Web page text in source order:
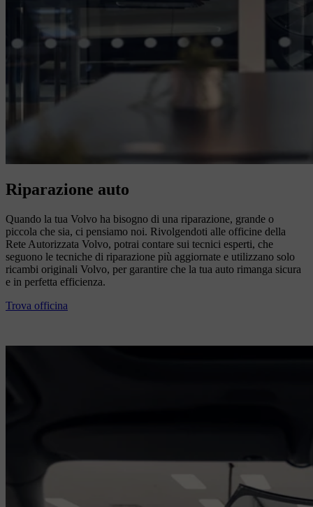
Riparazione auto
Quando la tua Volvo ha bisogno di una riparazione, grande o
piccola che sia, ci pensiamo noi. Rivolgendoti alle officine della
Rete Autorizzata Volvo, potrai contare sui tecnici esperti, che
seguono le tecniche di riparazione più aggiornate e utilizzano solo
ricambi originali Volvo, per garantire che la tua auto rimanga sicura
e in perfetta efficienza.
Trova officina